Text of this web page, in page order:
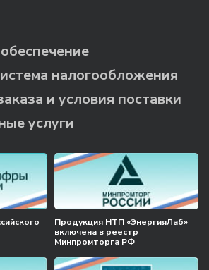
налогообложения
и условия поставки
услуги
Продукция НТП «ЭнергияЛаб»
включена в реестр
Минпромторга РФ